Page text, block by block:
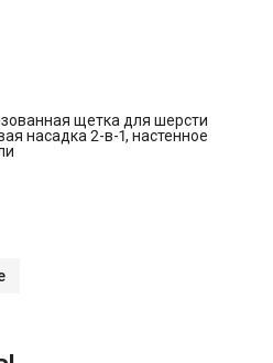
щетка для шерсти
насадка 2-в-1, настенное